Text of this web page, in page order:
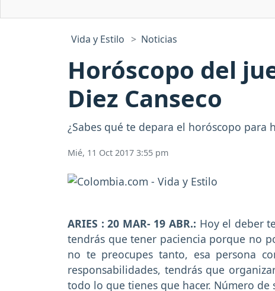
Vida y Estilo Noticias
Horóscopo del
Diez Canseco
¿Sabes qué te depara el horóscopo para
Mié, 11 Oct 2017 3:55 pm
ARIES : 20 MAR- 19 ABR.: Hoy el deber
tendrás que tener paciencia porque no
no te preocupes tanto, esa persona
responsabilidades, tendrás que
todo lo que tienes que hacer. Número de